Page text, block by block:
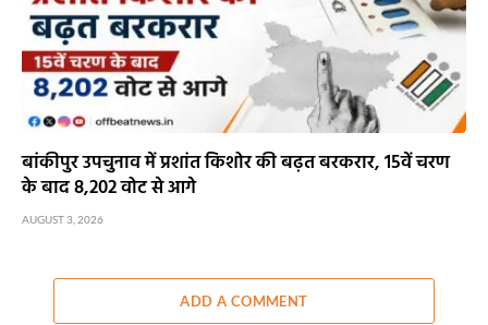
बांकीपुर उपचुनाव में प्रशांत किशोर की बढ़त बरकरार, 15वें चरण
के बाद 8,202 वोट से आगे
AUGUST 3, 2026
ADD A COMMENT